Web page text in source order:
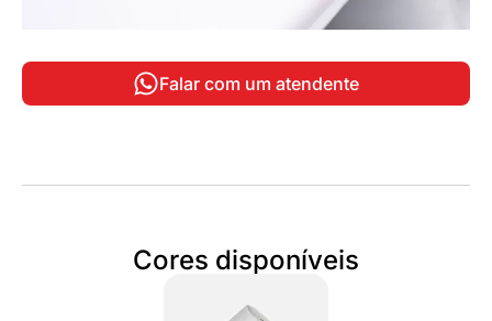
Falar com um atendente
Cores disponíveis